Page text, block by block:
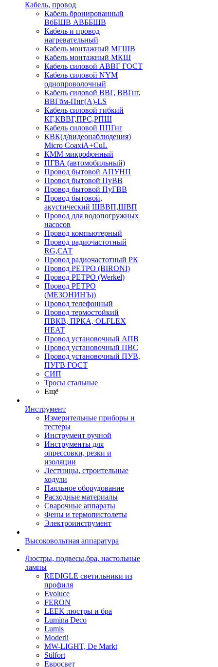
Кабель, провод
Кабель бронированный
ВбБШВ АВББШВ
Кабель и провод
нагревательный
Кабель монтажный МГШВ
Кабель монтажный МКШ
Кабель силовой АВВГ ГОСТ
Кабель силовой NYM
однопроволочный
Кабель силовой ВВГ, ВВГнг,
ВВГбм-Пнг(А)-LS
Кабель силовой гибкий
КГ,КВВГ,ПРС,РПШ
Кабель силовой ППГнг
КВК(д/видеонаблюдения)
Micro CoaxiA+CuL
КММ микрофонный
ПГВА (автомобильный)
Провод бытовой АПУНП
Провод бытовой ПуВВ
Провод бытовой ПуГВВ
Провод бытовой,
акустический ШВВП,ШВП
Провод для водопогружных
насосов
Провод компьютерный
Провод радиочастотный
RG,САТ
Провод радиочастотный РК
Провод РЕТРО (BIRONI)
Провод РЕТРО (Werkel)
Провод РЕТРО
(МЕЗОНИНЪ))
Провод телефонный
Провод термостойкий
ПВКВ, ПРКА, OLFLEX
HEAT
Провод установочный АПВ
Провод установочный ПВС
Провод установочный ПУВ,
ПУГВ ГОСТ
СИП
Тросы стальные
Ещё
Инструмент
Измерительные приборы и
тестеры
Инструмент ручной
Инструменты для
опрессовки, резки и
изоляции
Лестницы, строительные
ходули
Паяльное оборудование
Расходные материалы
Сварочные аппараты
Фены и термопистолеты
Электроинструмент
Высоковольтная аппаратура
Люстры, подвесы,бра, настольные
лампы
REDIGLE светильники из
профиля
Evoluce
FERON
LEEK люстры и бра
Lumina Deco
Lumis
Moderli
MW-LIGHT, De Markt
Stilfort
Евросвет